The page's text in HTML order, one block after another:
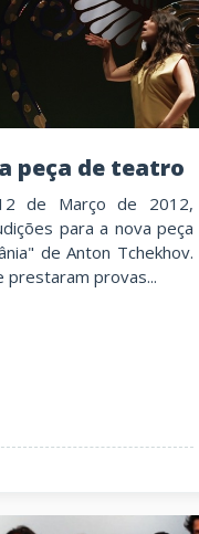
peça de teatro
de Março de 2012,
para a nova peça
de Anton Tchekhov.
provas...